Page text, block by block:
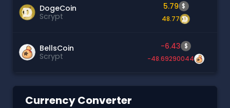
DogeCoin
Scrypt
5.79 $
48.77
BellsCoin
Scrypt
-6.43 $
-48.69290044
Currency Converter